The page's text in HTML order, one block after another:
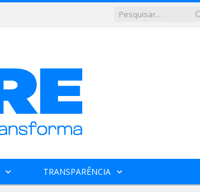
TRANSPARÊNCIA